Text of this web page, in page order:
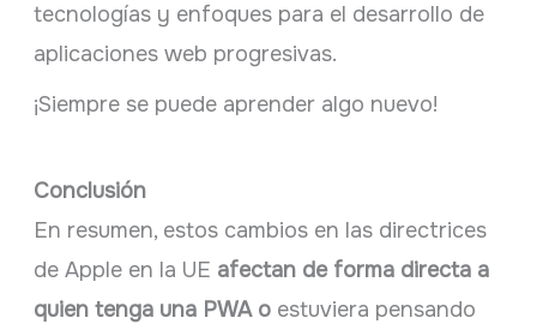
tecnologías y enfoques para el desarrollo de
aplicaciones web progresivas.
¡Siempre se puede aprender algo nuevo!
Conclusión
En resumen, estos cambios en las directrices
de Apple en la UE afectan de forma directa a
quien tenga una PWA oestuviera pensando